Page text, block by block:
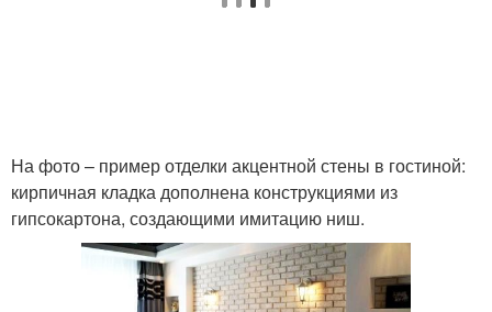
На фото – пример отделки акцентной стены в гостиной:
кирпичная кладка дополнена конструкциями из
гипсокартона, создающими имитацию ниш.